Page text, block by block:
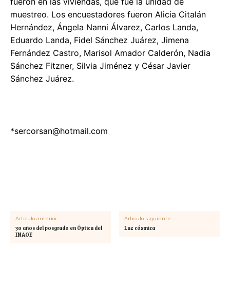
muestreo. Los encuestadores fueron Alicia Citalán
Hernández, Ángela Nanni Álvarez, Carlos Landa,
Eduardo Landa, Fidel Sánchez Juárez, Jimena
Fernández Castro, Marisol Amador Calderón, Nadia
Sánchez Fitzner, Silvia Jiménez y César Javier
Sánchez Juárez.
*sercorsan@hotmail.com
Artículo anterior
30 años del posgrado en Óptica del
INAOE
Artículo siguiente
Luz cósmica